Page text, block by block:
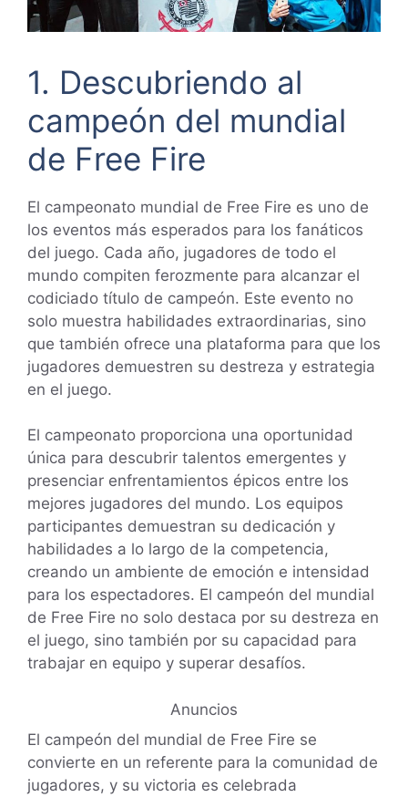
1. Descubriendo al
campeón del mundial
de Free Fire
El campeonato mundial de Free Fire es uno de
los eventos más esperados para los fanáticos
del juego. Cada año, jugadores de todo el
mundo compiten ferozmente para alcanzar el
codiciado título de campeón. Este evento no
solo muestra habilidades extraordinarias, sino
que también ofrece una plataforma para que los
jugadores demuestren su destreza y estrategia
en el juego.
El campeonato proporciona una oportunidad
única para descubrir talentos emergentes y
presenciar enfrentamientos épicos entre los
mejores jugadores del mundo. Los equipos
participantes demuestran su dedicación y
habilidades a lo largo de la competencia,
creando un ambiente de emoción e intensidad
para los espectadores. El campeón del mundial
de Free Fire no solo destaca por su destreza en
el juego, sino también por su capacidad para
trabajar en equipo y superar desafíos.
Anuncios
El campeón del mundial de Free Fire se
convierte en un referente para la comunidad de
jugadores, y su victoria es celebrada